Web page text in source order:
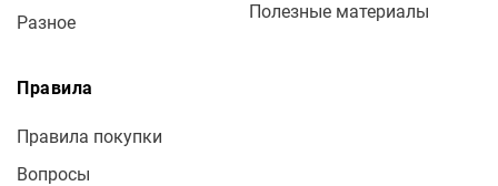
Разное
Полезные материалы
Правила
Правила покупки
Вопросы